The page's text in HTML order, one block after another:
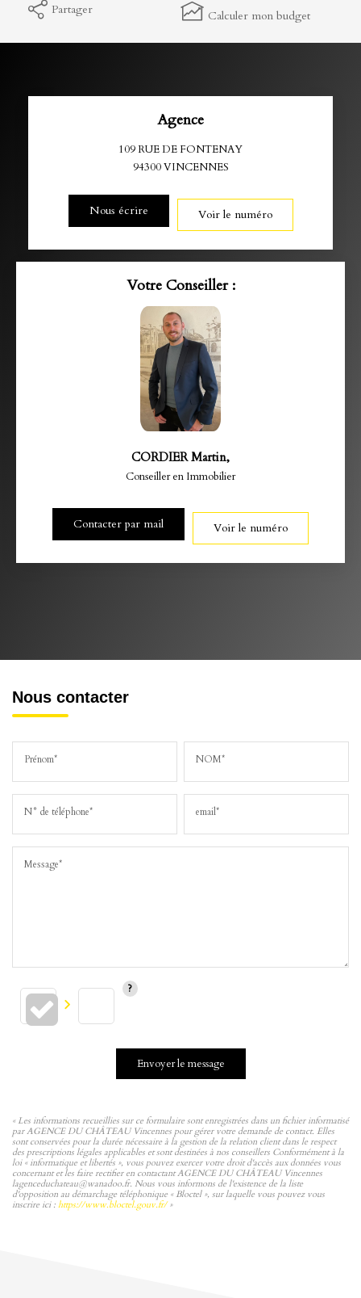
Partager
Calculer mon budget
Agence
109 RUE DE FONTENAY
94300VINCENNES
Nous écrire Voir le numéro
Votre Conseiller :
CORDIER Martin,
Conseiller en Immobilier
Contacter par mail Voir le numéro
Nous contacter
Prénom* NOM*
N° de téléphone* email*
Message*
Envoyer le message
« Les informations recueillies sur ce formulaire sont enregistrées dans un fichier informatisé
par AGENCE DU CHÂTEAU Vincennes pour gérer votre demande de contact. Elles
sont conservées pour la durée nécessaire à la gestion de la relation client dans le respect
des prescriptions légales applicables et sont destinées à nos conseillers Conformément à la
loi « informatique et libertés », vous pouvez exercer votre droit d'accès aux données vous
concernant et les faire rectifier en contactant AGENCE DU CHÂTEAU Vincennes
lagenceduchateau@wanadoo.fr. Nous vous informons de l'existence de la liste
d'opposition au démarchage téléphonique « Bloctel », sur laquelle vous pouvez vous
inscrire ici : https://www.bloctel.gouv.fr/»